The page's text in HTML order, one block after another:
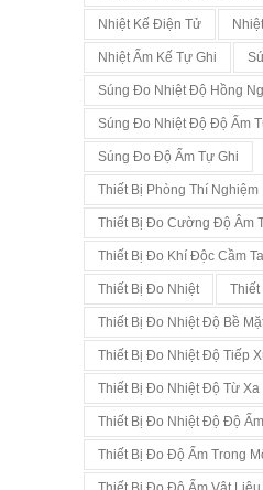
Nhiệt Kế Điện Tử
Nhiệt Ẩm Kế Tự Ghi
Súng Đo Nhiệt Độ Hồng
Súng Đo Nhiệt Độ Độ Ẩm
Súng Đo Độ Ẩm Tự Ghi
Thiết Bị Phòng Thí Nghiệm
Thiết Bị Đo Cường Độ Âm
Thiết Bị Đo Khí Độc Cầm
Thiết Bị Đo Nhiệt
Thiết Bị Đo Nhiệt Độ Bề
Thiết Bị Đo Nhiệt Độ Tiếp
Thiết Bị Đo Nhiệt Độ Từ Xa
Thiết Bị Đo Nhiệt Độ Độ Ẩm
Thiết Bị Đo Độ Ẩm Trong